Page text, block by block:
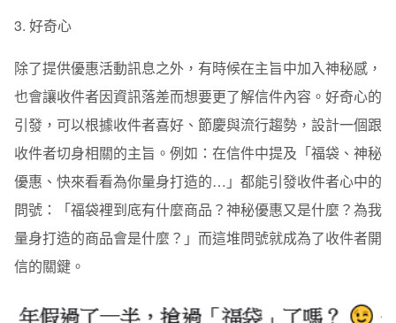
3. 好奇心
除了提供優惠活動訊息之外，有時候在主旨中加入神秘感，
也會讓收件者因資訊落差而想要更了解信件內容。好奇心的
引發，可以根據收件者喜好、節慶與流行趨勢，設計一個跟
收件者切身相關的主旨。例如：在信件中提及「福袋、神秘
優惠、快來看看為你量身打造的…」都能引發收件者心中的
問號：「福袋裡到底有什麼商品？神秘優惠又是什麼？為我
量身打造的商品會是什麼？」而這堆問號就成為了收件者開
信的關鍵。